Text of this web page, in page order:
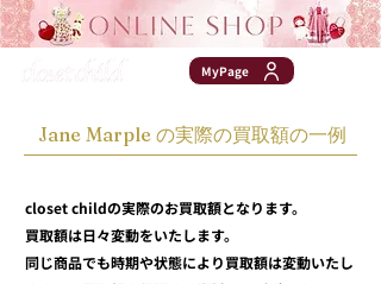
MyPage
Jane Marple の実際の買取額の一例
closet childの実際のお買取額となります。
買取額は日々変動をいたします。
同じ商品でも時期や状態により買取額は変動いたし